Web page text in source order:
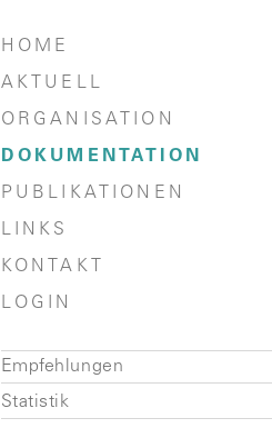
HOME
AKTUELL
ORGANISATION
DOKUMENTATION
PUBLIKATIONEN
LINKS
KONTAKT
LOGIN
Empfehlungen
Statistik